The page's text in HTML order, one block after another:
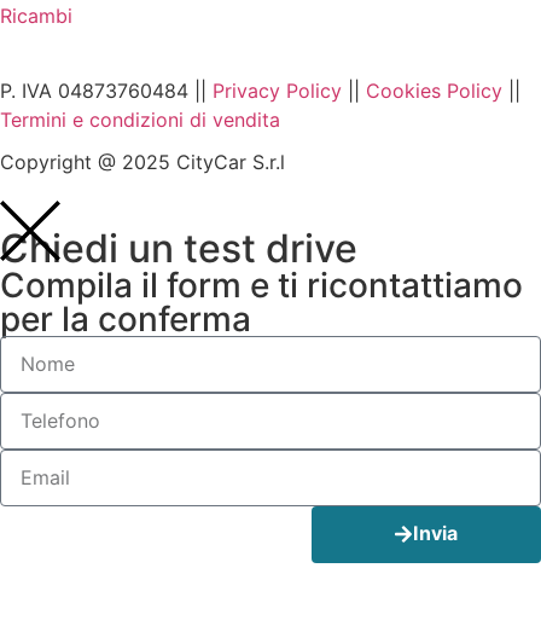
Ricambi
P. IVA 04873760484 || Privacy Policy Cookies Policy
Termini e condizioni di vendita
Copyright @ 2025 CityCar S.r.l
Chiedi un test drive
Compila il form e ti ricontattiamo
per la conferma
Invia